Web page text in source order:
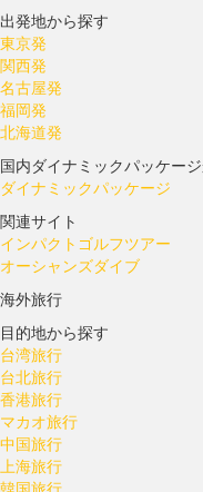
出発地から探す
東京発
関西発
名古屋発
福岡発
北海道発
国内ダイナミックパッケー
ダイナミックパッケージ
関連サイト
インパクトゴルフツアー
オーシャンズダイブ
海外旅行
目的地から探す
台湾旅行
台北旅行
香港旅行
マカオ旅行
中国旅行
上海旅行